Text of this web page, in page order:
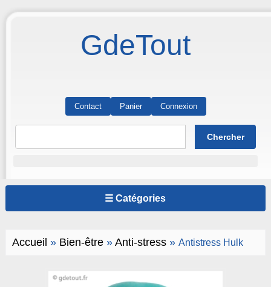
GdeTout
Contact Panier Connexion
☰ Catégories
Accueil » Bien-être» Anti-stress» Antistress Hulk